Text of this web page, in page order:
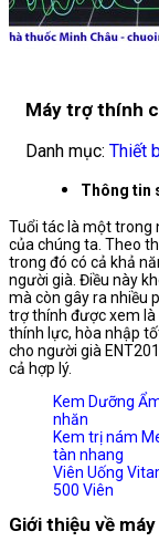
Máy trợ thính
Danh mục: Thiết
Thông tin
Tuổi tác là một trong
của chúng ta. Theo
trong đó có cả khả
người già. Điều này
mà còn gây ra nhiều
trợ thính được xem là
thính lực, hòa nhập
cho người già
cả hợp lý.
Kem Dưỡng
nhăn
Kem trị nám
tàn nhang
Viên Uống
500 Viên
Giới thiệu về